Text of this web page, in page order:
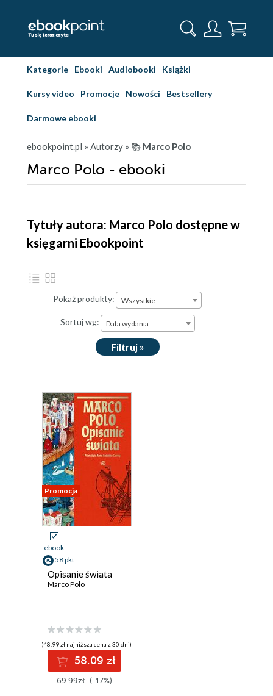
Kategorie Ebooki Audiobooki Książki
Kursy video Promocje Nowości Bestsellery
Darmowe ebooki
ebookpoint.pl » Autorzy » 📚 Marco Polo
Marco Polo - ebooki
Tytuły autora: Marco Polo dostępne w
księgarni Ebookpoint
Pokaż produkty: Wszystkie
Sortuj wg: Data wydania
Filtruj »
Promocja
ebook
58 pkt
Opisanie świata
Marco Polo
(48,99 zł najniższa cena z 30 dni)
58.09 zł
69.99zł (-17%)